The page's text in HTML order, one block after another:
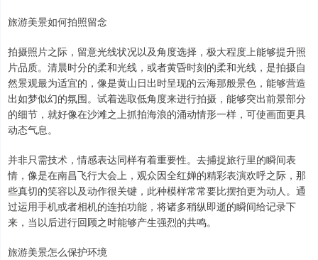
旅游美景如何拍照留念
拍摄照片之际，留意光线状况以及角度选择，极大程度上能够提升照
片品质。清晨时分的柔和光线，或者黄昏时刻的柔和光线，是拍摄自
然景观最为适宜的，像是黄山日出时呈现的云海那般景色，能够营造
出如梦似幻的氛围。试着选取低角度来进行拍摄，能够突出前景部分
的细节，就好像在沙滩之上抓拍海浪的涌动情形一样，可使画面更具
动态气息。
并非只需技术，情感表达同样有着重要性。去捕捉旅行里的瞬间表
情，像是在南昌飞行大会上，观众因全红婵的精彩表演欢呼之际，那
些真切的笑容以及动作很关键，此种模样常常要比摆拍更为动人。通
过运用手机或者相机的连拍功能，将诸多稍纵即逝的瞬间给记录下
来，当以后进行回顾之时能够产生强烈的共鸣。
旅游美景怎么保护环境